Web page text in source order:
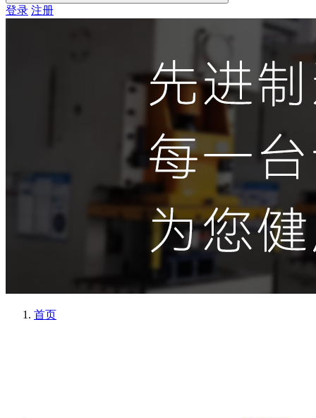
登录 注册
首页